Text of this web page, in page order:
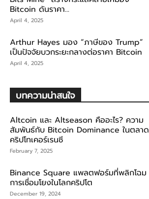
Bitcoin ดันราคา...
April 4, 2025
Arthur Hayes มอง “ภาษีของ Trump”
เป็นปัจจัยบวกระยะกลางต่อราคา Bitcoin
April 4, 2025
บทความน่าสนใจ
Altcoin และ Altseason คืออะไร? ความ
สัมพันธ์กับ Bitcoin Dominance ในตลาด
คริปโทเคอร์เรนซี
February 7, 2025
Binance Square แพลตฟอร์มที่พลิกโฉม
การเชื่อมโยงในโลกคริปโต
December 19, 2024